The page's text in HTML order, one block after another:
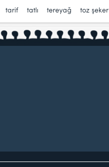
tarif tatlı tereyağ toz şeker